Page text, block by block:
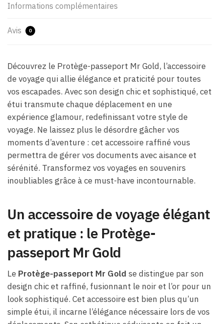
Informations complémentaires
Avis 0
Découvrez le Protège-passeport Mr Gold, l’accessoire
de voyage qui allie élégance et praticité pour toutes
vos escapades. Avec son design chic et sophistiqué, cet
étui transmute chaque déplacement en une
expérience glamour, redefinissant votre style de
voyage. Ne laissez plus le désordre gâcher vos
moments d’aventure : cet accessoire raffiné vous
permettra de gérer vos documents avec aisance et
sérénité. Transformez vos voyages en souvenirs
inoubliables grâce à ce must-have incontournable.
Un accessoire de voyage élégant
et pratique : le Protège-
passeport Mr Gold
Le Protège-passeport Mr Gold se distingue par son
design chic et raffiné, fusionnant le noir et l’or pour un
look sophistiqué. Cet accessoire est bien plus qu’un
simple étui, il incarne l’élégance nécessaire lors de vos